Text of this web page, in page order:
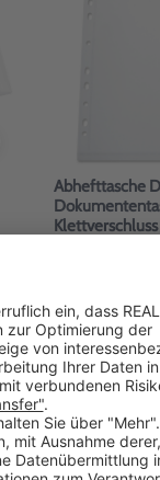
Abhefttasche
ab 0,75 €
HIGHLIGHT